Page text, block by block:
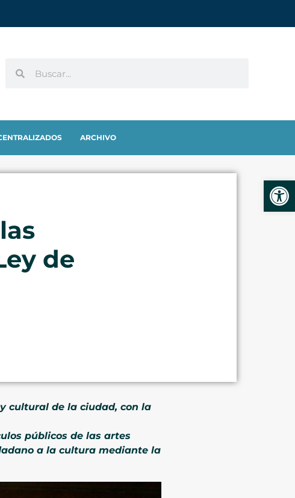
ARCHIVO
de
cultural de la ciudad, con la
públicos de las artes
a la cultura mediante la